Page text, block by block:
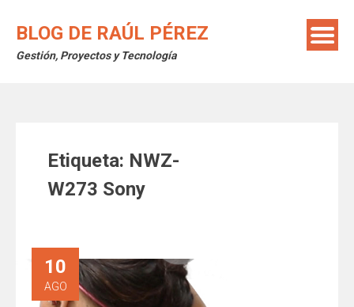
BLOG DE RAÚL PÉREZ
Gestión, Proyectos y Tecnología
Etiqueta: NWZ-
W273 Sony
10
AGO